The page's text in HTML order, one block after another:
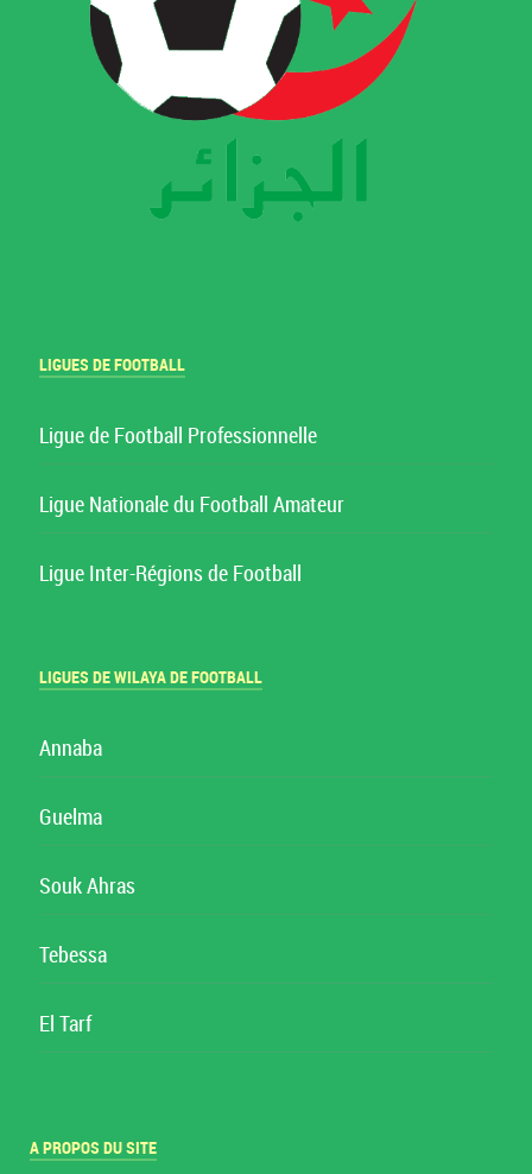
LIGUES DE FOOTBALL
Ligue de Football Professionnelle
Ligue Nationale du Football Amateur
Ligue Inter-Régions de Football
LIGUES DE WILAYA DE FOOTBALL
Annaba
Guelma
Souk Ahras
Tebessa
El Tarf
A PROPOS DU SITE